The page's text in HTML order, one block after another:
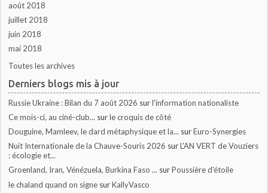
août 2018
juillet 2018
juin 2018
mai 2018
Toutes les archives
Derniers blogs mis à jour
Russie Ukraine : Bilan du 7 août 2026 surl'information nationaliste
Ce mois-ci, au ciné-club... surle croquis de côté
Douguine, Mamleev, le dard métaphysique et la... surEuro-Synergies
Nuit Internationale de la Chauve-Souris 2026 surL'AN VERT de Vouziers
: écologie et...
Groenland, Iran, Vénézuela, Burkina Faso ... surPoussière d'étoile
le chaland quand on signe surKallyVasco